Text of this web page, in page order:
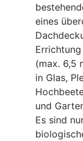
eines
(max. 6,5
in Glas,
und
Es sind